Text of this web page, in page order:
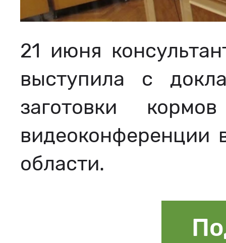
21 июня
выступила с
заготовки
видеоконференции
области.